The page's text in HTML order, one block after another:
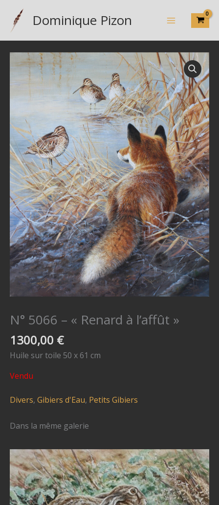
contenu
Dominique Pizon
N° 5066 – « Renard à l’affût »
1300,00 €
Huile sur toile 50 x 61 cm
Vendu
Divers, Gibiers d'Eau, Petits Gibiers
Dans la même galerie